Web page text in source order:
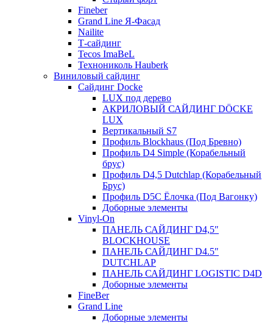
Fineber
Grand Line Я-Фасад
Nailite
Т-сайдинг
Tecos ImaBeL
Технониколь Hauberk
Виниловый сайдинг
Сайдинг Docke
LUX под дерево
АКРИЛОВЫЙ САЙДИНГ DÖCKE
LUX
Вертикальный S7
Профиль Blockhaus (Под Бревно)
Профиль D4 Simple (Корабельный
брус)
Профиль D4,5 Dutchlap (Корабельный
Брус)
Профиль D5C Ёлочка (Под Вагонку)
Доборные элементы
Vinyl-On
ПАНЕЛЬ САЙДИНГ D4,5″
BLOCKHOUSE
ПАНЕЛЬ САЙДИНГ D4.5″
DUTCHLAP
ПАНЕЛЬ САЙДИНГ LOGISTIC D4D
Доборные элементы
FineBer
Grand Line
Доборные элементы